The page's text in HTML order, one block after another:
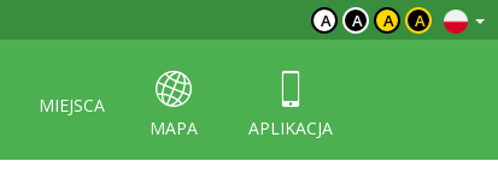
A A A A
MIEJSCA
MAPA
APLIKACJA